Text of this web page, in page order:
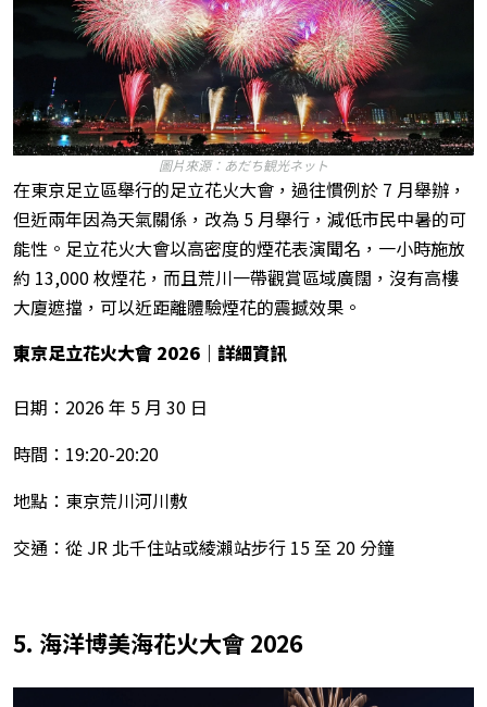
圖片來源：あだち観光ネット
在東京足立區舉行的足立花火大會，過往慣例於 7 月舉辦，
但近兩年因為天氣關係，改為 5 月舉行，減低市民中暑的可
能性。足立花火大會以高密度的煙花表演聞名，一小時施放
約 13,000 枚煙花，而且荒川一帶觀賞區域廣闊，沒有高樓
大廈遮擋，可以近距離體驗煙花的震撼效果。
東京足立花火大會 2026 ｜詳細資訊
日期：2026 年 5 月 30 日
時間：19:20-20:20
地點：東京荒川河川敷
交通：從 JR 北千住站或綾瀨站步行 15 至 20 分鐘
5. 海洋博美海花火大會 2026